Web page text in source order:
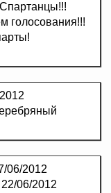
голосования!!!
06/2012
06/2012